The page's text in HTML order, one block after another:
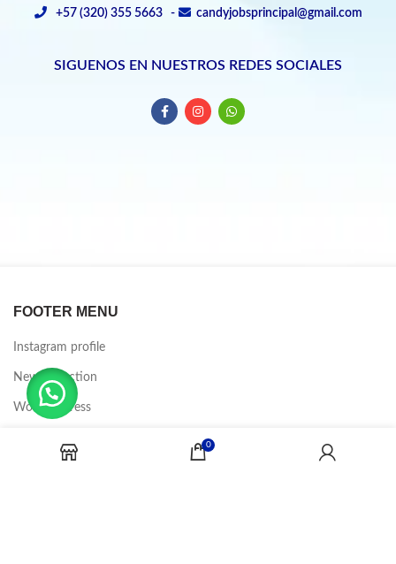
+57 (320) 355 5663 - candyjobsprincipal@gmail.com
SIGUENOS EN NUESTROS REDES SOCIALES
FOOTER MENU
Instagram profile
New Collection
Woman Dress
0